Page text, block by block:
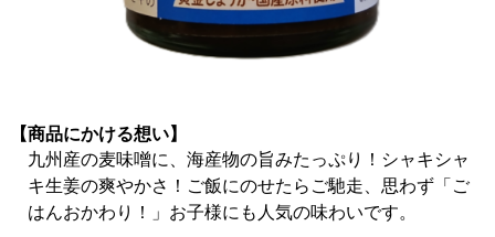
【商品にかける想い】
九州産の麦味噌に、海産物の旨みたっぷり！シャキシャ
キ生姜の爽やかさ！ご飯にのせたらご馳走、思わず「ご
はんおかわり！」お子様にも人気の味わいです。